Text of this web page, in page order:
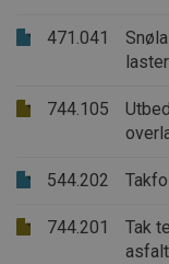
471.041
laster
744.105
544.202
744.201
Tak